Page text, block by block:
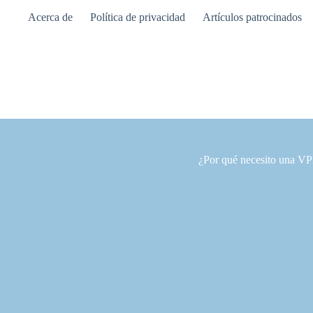
Acerca de Política de privacidad Artículos patrocinados
¿Por qué necesito una